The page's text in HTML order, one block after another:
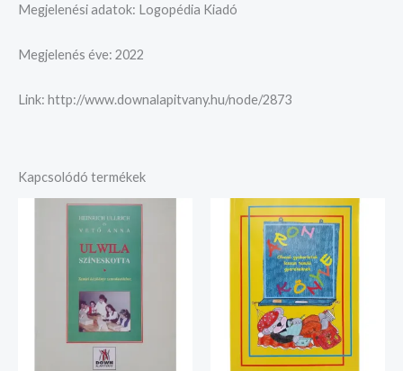
Megjelenési adatok: Logopédia Kiadó
Megjelenés éve: 2022
Link: http://www.downalapitvany.hu/node/2873
Kapcsolódó termékek